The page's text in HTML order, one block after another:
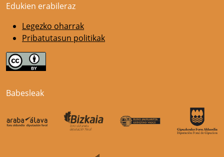
Edukien erabileraz
Legezko oharrak
Pribatutasun politikak
Babesleak